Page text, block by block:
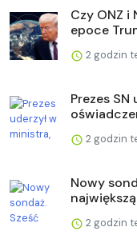
Czy ONZ i
epoce
2 godzin
Prezes
2 godzin
Nowy
2 godzin